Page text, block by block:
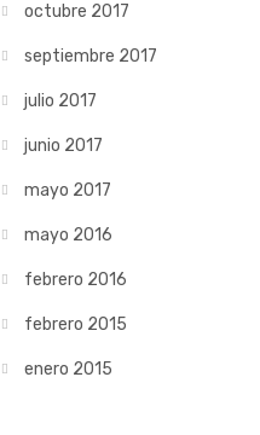
octubre 2017
septiembre 2017
julio 2017
junio 2017
mayo 2017
mayo 2016
febrero 2016
febrero 2015
enero 2015